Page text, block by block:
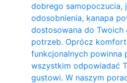
dobrego samopoczucia,
odosobnienia, kanapa
dostosowana do Twoich
potrzeb. Oprócz
funkcjonalnych powinna
wszystkim odpowiadać
gustowi. W naszym